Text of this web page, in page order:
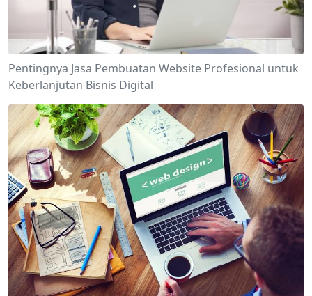
Pentingnya Jasa Pembuatan Website Profesional untuk
Keberlanjutan Bisnis Digital